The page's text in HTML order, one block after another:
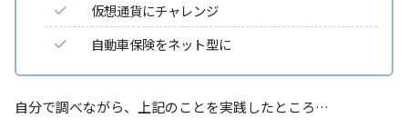
仮想通貨にチャレンジ
自動車保険をネット型に
自分で調べながら、上記のことを実践したところ…